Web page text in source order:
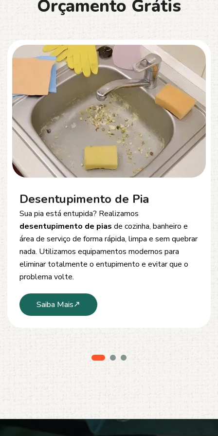
Orçamento Grátis
Desentupimento de Esgoto
Problemas comentupimento de esgoto
Oferecemos soluções rápidas e eficientes para
desobstrução de redes de esgoto, caixas de
inspeção e tubulações. Utilizamos equipamentos
modernos e técnicas seguras que garantem um
serviço limpo, ágil e sem danos à estrutura.
Saiba Mais